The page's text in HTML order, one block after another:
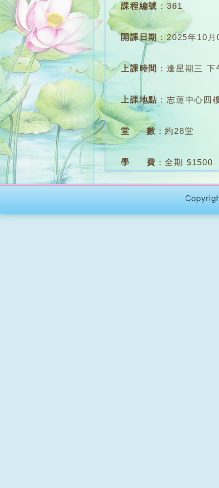
課程編號 ：361
開課日期 ：2025年10月
上課時間 ：逢星期三
上課地點 ：志蓮中心四
堂 數：約28堂
學 費 ：全期 $1500